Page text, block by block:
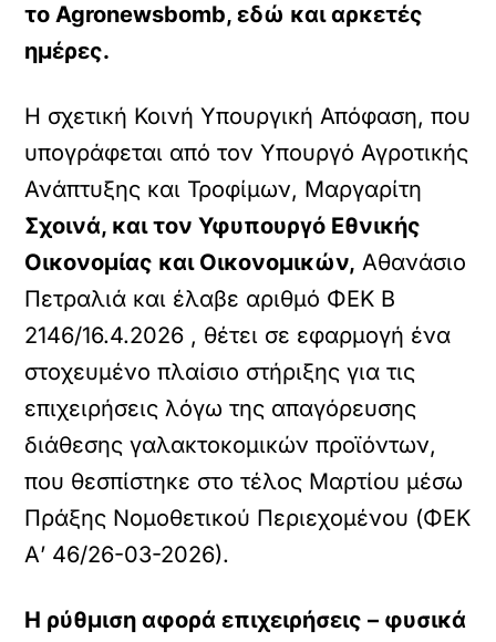
το Agronewsbomb, εδώ και αρκετές
ημέρες.
Η σχετική Κοινή Υπουργική Απόφαση, που
υπογράφεται από τον Υπουργό Αγροτικής
Ανάπτυξης και Τροφίμων, Μαργαρίτη
Σχοινά, και τον Υφυπουργό Εθνικής
Οικονομίας και Οικονομικών, Αθανάσιο
Πετραλιά και έλαβε αριθμό ΦΕΚ Β
2146/16.4.2026 , θέτει σε εφαρμογή ένα
στοχευμένο πλαίσιο στήριξης για τις
επιχειρήσεις λόγω της απαγόρευσης
διάθεσης γαλακτοκομικών προϊόντων,
που θεσπίστηκε στο τέλος Μαρτίου μέσω
Πράξης Νομοθετικού Περιεχομένου (ΦΕΚ
Α’ 46/26-03-2026).
Η ρύθμιση αφορά επιχειρήσεις – φυσικά